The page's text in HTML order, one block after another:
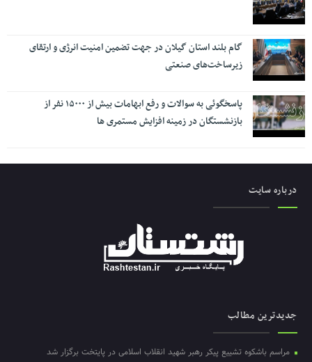
گام بلند استان گیلان در جهت تضمین امنیت انرژی و ارتقای
زیرساخت‌های صنعتی
پاسخگوئی به سوالات و رفع ابهامات بیش از ۱۵۰۰۰ نفر از
بازنشستگان در زمینه افزایش مستمری ها
درباره سایت
جدیدترین مطالب
مراسم باشکوه تشییع پیکر رهبر شهید انقلاب اسلامی در پایتخت برگزار شد